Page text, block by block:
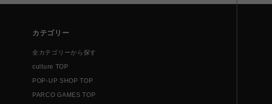
カテゴリー
全カテゴリーから探す
culture TOP
POP-UP SHOP TOP
PARCO GAMES TOP